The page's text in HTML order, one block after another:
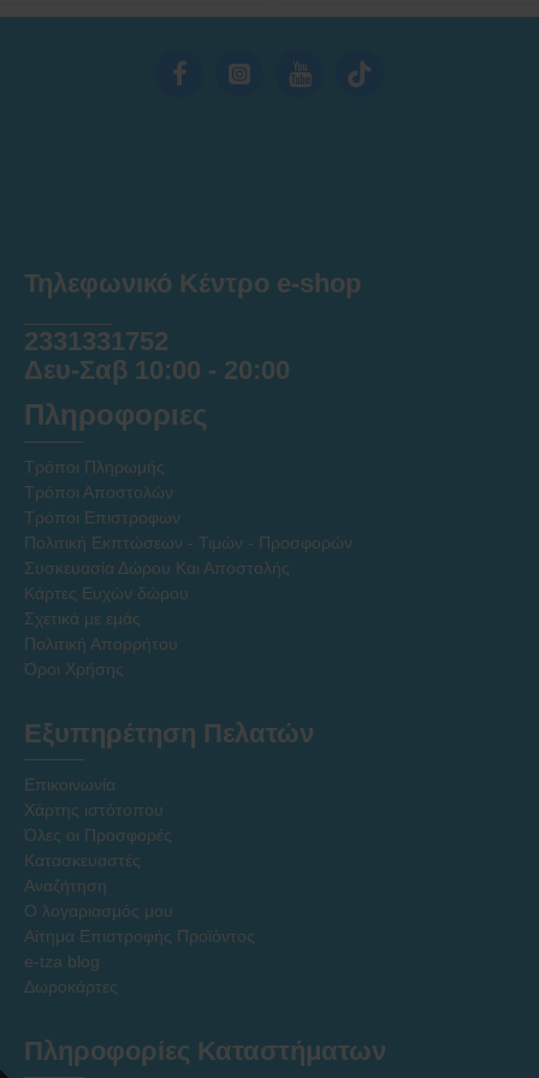
Τηλεφωνικό Κέντρο e-shop
2331331752
Δευ-Σαβ 10:00 - 20:00
Πληροφοριες
Τρόποι Πληρωμής
Τρόποι Αποστολών
Τρόποι Επιστροφών
Πολιτική Εκπτώσεων - Τιμών - Προσφορών
Συσκευασία Δώρου Και Αποστολής
Κάρτες Ευχών δώρου
Σχετικά με εμάς
Πολιτική Απορρήτου
Όροι Χρήσης
Εξυπηρέτηση Πελατών
Επικοινωνία
Χάρτης ιστότοπου
Όλες οι Προσφορές
Κατασκευαστές
Αναζήτηση
Ο λογαριασμός μου
Αίτημα Επιστροφής Προϊόντος
e-tza blog
Δωροκάρτες
Πληροφορίες Καταστήματων